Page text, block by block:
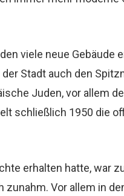
viele neue Gebäude
Stadt auch den
Juden, vor allem
schließlich 1950 die
erhalten hatte, war
Vor allem in